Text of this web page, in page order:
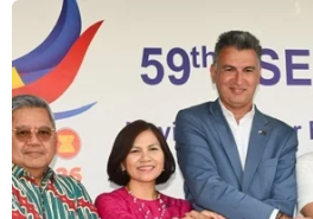
Cựu phóng viên kể lại
hoàng kẹt dưới xác tàu
22/06/2023 14:38
Michael Guillen, cựu phóng viên
nghiệm đáng sợ của chính mình